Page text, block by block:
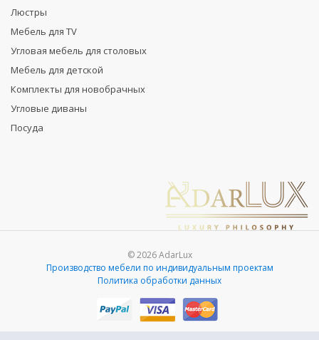
Люстры
Мебель для TV
Угловая мебель для столовых
Мебель для детской
Комплекты для новобрачных
Угловые диваны
Посуда
© 2026 AdarLux
Производство мебели по индивидуальным проектам
Политика обработки данных